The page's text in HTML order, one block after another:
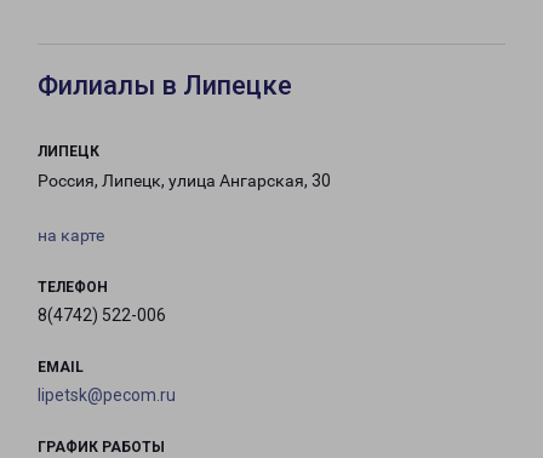
Филиалы в Липецке
ЛИПЕЦК
Россия, Липецк, улица Ангарская, 30
на карте
ТЕЛЕФОН
8(4742) 522-006
EMAIL
lipetsk@pecom.ru
ГРАФИК РАБОТЫ